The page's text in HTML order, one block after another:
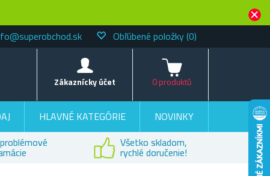
Obľúbené položky(0)
Zákaznícky účet
Košík
0 produktů
HLAVNÉ KATEGÓRIE
NOVINKY
Všetko skladom,
rychlé doručenie!